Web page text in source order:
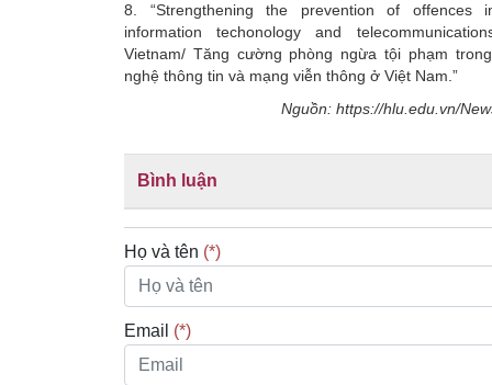
8. “Strengthening the prevention of
information techonology and
Vietnam/ Tăng cường phòng ngừa tội phạm
nghệ thông tin và mạng viễn thông ở Việt Nam.”
Nguồn: https://hlu.edu.vn/
Bình luận
Họ và tên (*)
Email (*)